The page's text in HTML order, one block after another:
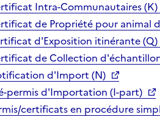
Intra-Communautaires (K)
de Propriété pour animal
d'Exposition itinérante (Q)
de Collection
d'Import (N)
permis d'Importation (I-part)
certificats en procédure